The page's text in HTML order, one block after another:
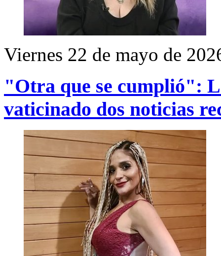
Viernes 22 de mayo de
"Otra que se cumplió":
vaticinado dos noticias